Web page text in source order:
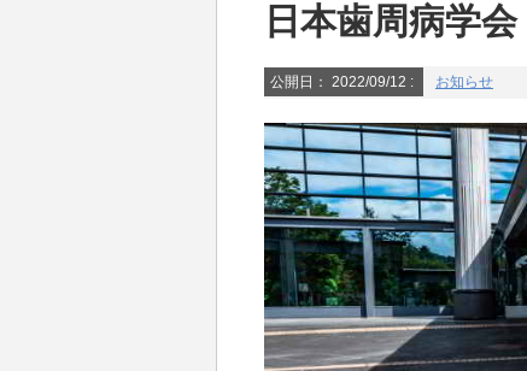
日本歯周病学会
公開日： 2022/09/12 : お知らせ